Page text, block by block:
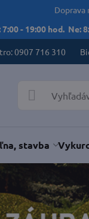
Doprava
- 19:00 hod. Ne:
0907 716 310
stavba